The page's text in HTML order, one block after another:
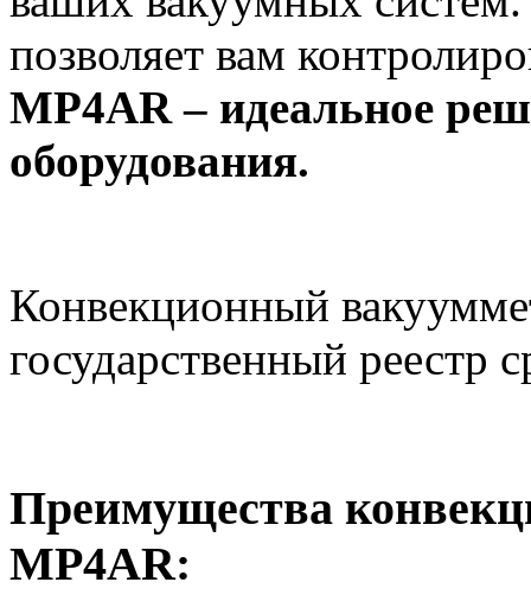
позволяет вам
MP4AR – идеальное
оборудования.
Конвекционный
государственный реестр
Преимущества
MP4AR: